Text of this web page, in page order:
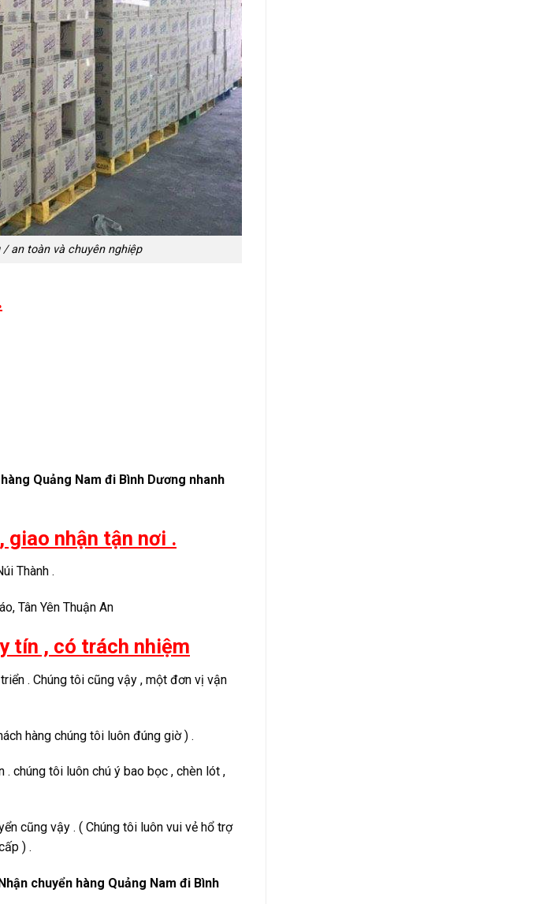
an toàn và chuyên nghiệp
Quảng Nam đi Bình Dương nhanh
giao nhận tận nơi .
Thành .
Tân Yên Thuận An
tín , có trách nhiệm
. Chúng tôi cũng vậy , một đơn vị vận
hàng chúng tôi luôn đúng giờ ) .
chúng tôi luôn chú ý bao bọc , chèn lót ,
cũng vậy . ( Chúng tôi luôn vui vẻ hổ trợ
) .
chuyển hàng Quảng Nam đi Bình